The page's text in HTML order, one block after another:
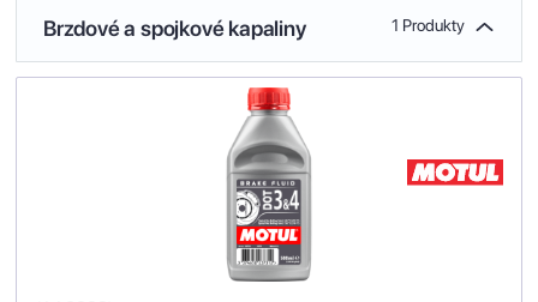
Brzdové a spojkové kapaliny 1 Produkty